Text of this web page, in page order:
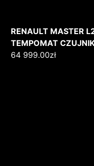
RENAULT MASTER
TEMPOMAT
64 999.00zł